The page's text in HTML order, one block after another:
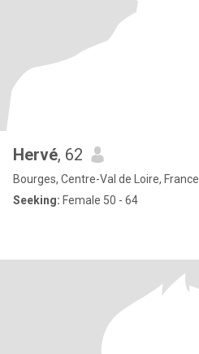
Hervé, 62
Bourges, Centre-Val de Loire, France
Seeking: Female 50 - 64